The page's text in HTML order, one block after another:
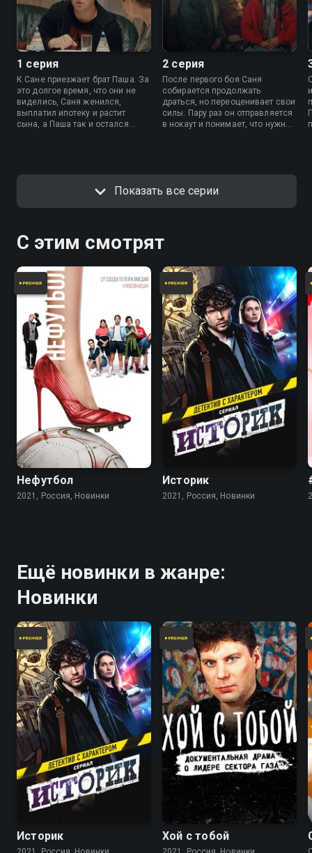
1 серия
К Сане приезжает брат Паша. За
это долгое время, что они не
виделись, Саня женился,
выплатил ипотеку и растит
сына, а Паша так и остался
разбивают несколько новеньких
машин и остаются должны
участвовать в боях.
2 серия
После первого боя Саня
собирается продолжать
драться, но переоценивает свои
силы. Пару раз он отправляется
в нокаут и понимает, что нужно
один только выход можно
Показать все серии
С этим смотрят
Нефутбол
2021, Россия, Новинки
Историк
2021, Россия, Новинки
Ещё новинки в жанре:
Новинки
Историк Хой с тобой